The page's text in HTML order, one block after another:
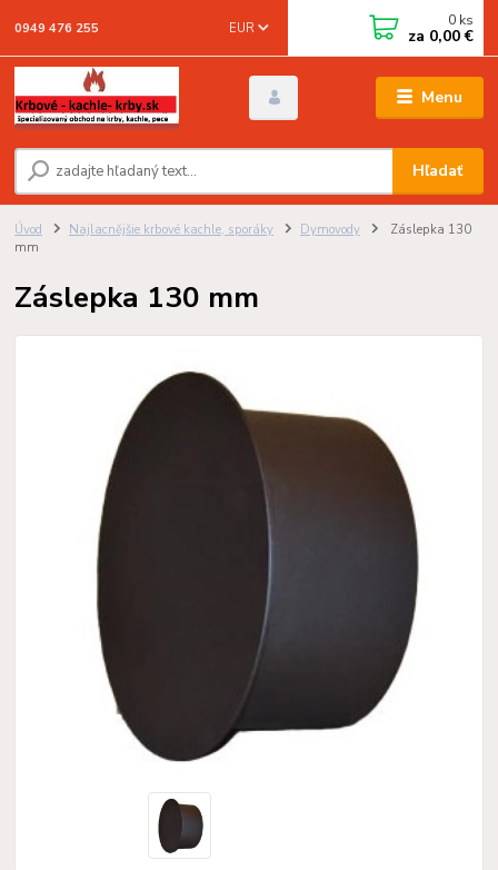
Menu
EUR
Hľadať
0949 476 255 0 ks
za 0,00 €
Úvod Najlacnějšie krbové kachle, sporáky Dymovody
Záslepka 130
mm
Záslepka 130 mm